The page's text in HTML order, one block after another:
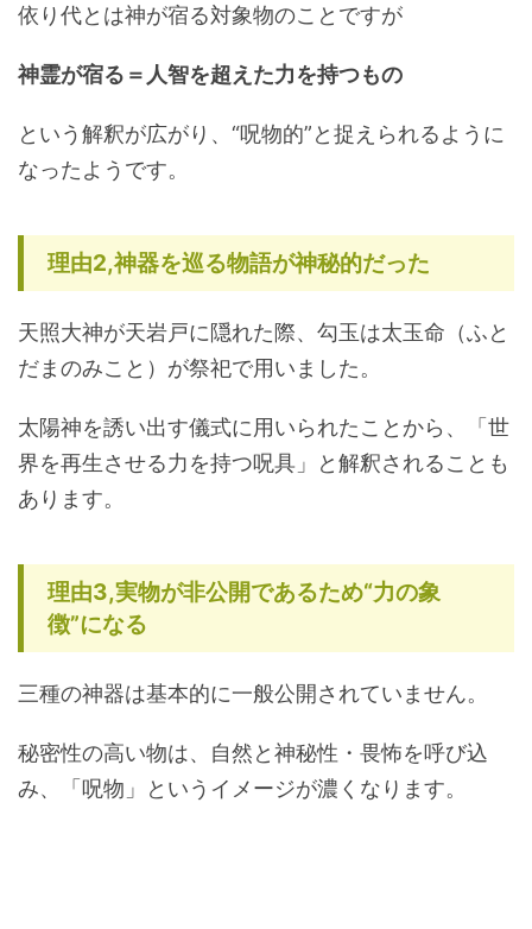
依り代とは神が宿る対象物のことですが
神霊が宿る＝人智を超えた力を持つもの
という解釈が広がり、“呪物的”と捉えられるように
なったようです。
理由2,神器を巡る物語が神秘的だった
天照大神が天岩戸に隠れた際、勾玉は太玉命（ふと
だまのみこと）が祭祀で用いました。
太陽神を誘い出す儀式に用いられたことから、「世
界を再生させる力を持つ呪具」と解釈されることも
あります。
理由3,実物が非公開であるため“力の象
徴”になる
三種の神器は基本的に一般公開されていません。
秘密性の高い物は、自然と神秘性・畏怖を呼び込
み、「呪物」というイメージが濃くなります。